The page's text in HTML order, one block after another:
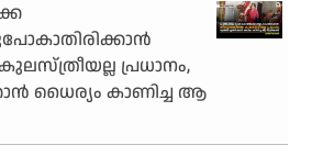
പ്രധാനം,
ധൈര്യം കാണിച്ച ആ